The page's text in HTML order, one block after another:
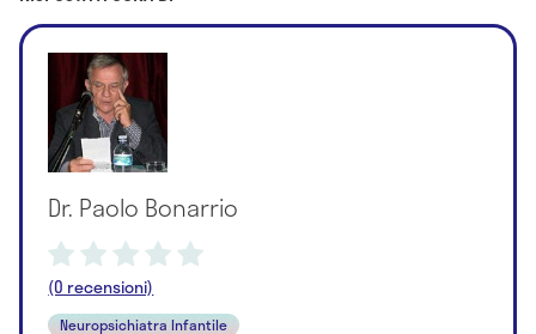
Dr. Paolo Bonarrio
(0 recensioni)
Neuropsichiatra Infantile